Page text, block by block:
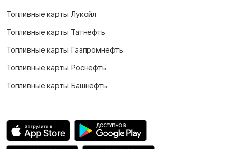
Топливные карты Лукойл
Топливные карты Татнефть
Топливные карты Газпромнефть
Топливные карты Роснефть
Топливные карты Башнефть